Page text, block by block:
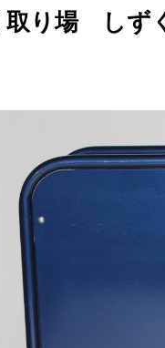
取り場 しず